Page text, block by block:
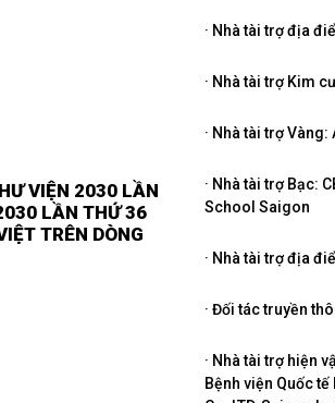
VIỆN 2030 LẦN
LẦN THỨ 36
TRÊN DÒNG
· Nhà tài trợ địa
· Nhà tài trợ Kim
· Nhà tài trợ
· Nhà tài trợ Bạc:
School Saigon
· Nhà tài trợ địa
· Đối tác truyền
· Nhà tài trợ hiện
Bệnh viện Quốc